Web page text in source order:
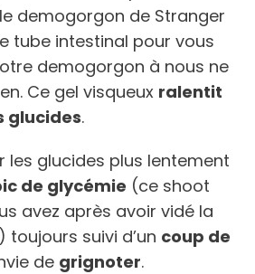
demogorgon de Stranger
tube intestinal pour vous
demogorgon à nous ne
Ce gel visqueux ralentit
glucides.
les glucides plus lentement
de glycémie (ce shoot
avez après avoir vidé la
suivi d’un coup de
de grignoter.